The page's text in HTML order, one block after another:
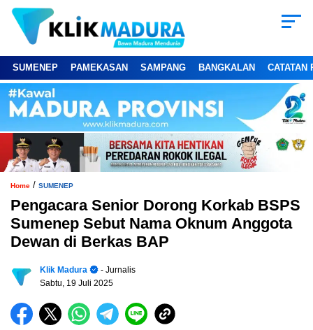
SUMENEP PAMEKASAN SAMPANG BANGKALAN CATATAN
Home / SUMENEP
Pengacara Senior Dorong Korkab BSPS
Sumenep Sebut Nama Oknum Anggota
Dewan di Berkas BAP
Klik Madura
- Jurnalis
Sabtu, 19 Juli 2025